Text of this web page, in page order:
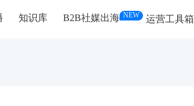
知识库 B2B社媒出海 NEW 运营工具箱